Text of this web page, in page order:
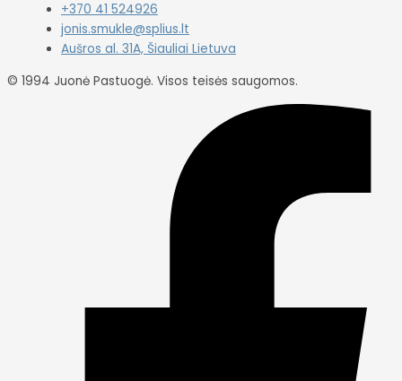
+370 41 524926
jonis.smukle@splius.lt
Aušros al. 31A, Šiauliai Lietuva
© 1994 Juonė Pastuogė. Visos teisės saugomos.